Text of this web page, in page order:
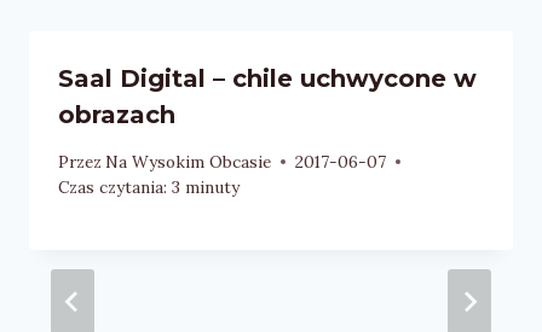
Saal Digital – chile uchwycone w
obrazach
Przez Na Wysokim Obcasie
2017-06-07
Czas czytania: 3 minuty